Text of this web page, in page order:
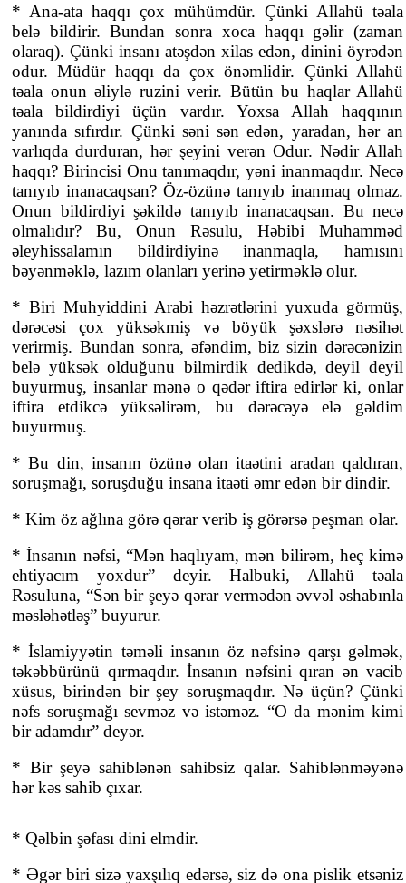
* Ana-ata haqqı çox mühümdür. Çünki Allahü təala
belə bildirir. Bundan sonra xoca haqqı gəlir (zaman
olaraq). Çünki insanı atəşdən xilas edən, dinini öyrədən
odur. Müdür haqqı da çox önəmlidir. Çünki Allahü
təala onun əliylə ruzini verir. Bütün bu haqlar Allahü
təala bildirdiyi üçün vardır. Yoxsa Allah haqqının
yanında sıfırdır. Çünki səni sən edən, yaradan, hər an
varlıqda durduran, hər şeyini verən Odur. Nədir Allah
haqqı? Birincisi Onu tanımaqdır, yəni inanmaqdır. Necə
tanıyıb inanacaqsan? Öz-özünə tanıyıb inanmaq olmaz.
Onun bildirdiyi şəkildə tanıyıb inanacaqsan. Bu necə
olmalıdır? Bu, Onun Rəsulu, Həbibi Muhamməd
əleyhissalamın bildirdiyinə inanmaqla, hamısını
bəyənməklə, lazım olanları yerinə yetirməklə olur.
* Biri Muhyiddini Arabi həzrətlərini yuxuda görmüş,
dərəcəsi çox yüksəkmiş və böyük şəxslərə nəsihət
verirmiş. Bundan sonra, əfəndim, biz sizin dərəcənizin
belə yüksək olduğunu bilmirdik dedikdə, deyil deyil
buyurmuş, insanlar mənə o qədər iftira edirlər ki, onlar
iftira etdikcə yüksəlirəm, bu dərəcəyə elə gəldim
buyurmuş.
* Bu din, insanın özünə olan itaətini aradan qaldıran,
soruşmağı, soruşduğu insana itaəti əmr edən bir dindir.
* Kim öz ağlına görə qərar verib iş görərsə peşman olar.
* İnsanın nəfsi, “Mən haqlıyam, mən bilirəm, heç kimə
ehtiyacım yoxdur” deyir. Halbuki, Allahü təala
Rəsuluna, “Sən bir şeyə qərar vermədən əvvəl əshabınla
məsləhətləş” buyurur.
* İslamiyyətin təməli insanın öz nəfsinə qarşı gəlmək,
təkəbbürünü qırmaqdır. İnsanın nəfsini qıran ən vacib
xüsus, birindən bir şey soruşmaqdır. Nə üçün? Çünki
nəfs soruşmağı sevməz və istəməz. “O da mənim kimi
bir adamdır” deyər.
* Bir şeyə sahiblənən sahibsiz qalar. Sahiblənməyənə
hər kəs sahib çıxar.
* Qəlbin şəfası dini elmdir.
* Əgər biri sizə yaxşılıq edərsə, siz də ona pislik etsəniz